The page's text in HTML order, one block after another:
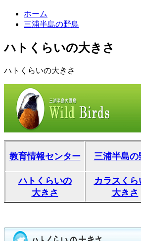
ホーム
三浦半島の野鳥
ハトくらいの大きさ
ハトくらいの大きさ
教育情報センター 三浦半島の
ハトくらいの
大きさ
カラスくら
大きさ